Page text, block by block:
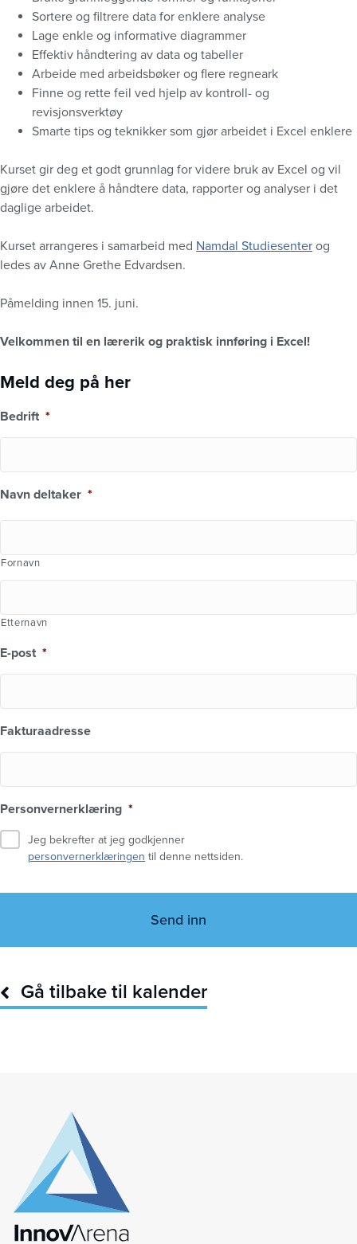
Sortere og filtrere data for enklere analyse
Lage enkle og informative diagrammer
Effektiv håndtering av data og tabeller
Arbeide med arbeidsbøker og flere regneark
Finne og rette feil ved hjelp av kontroll- og
revisjonsverktøy
Smarte tips og teknikker som gjør arbeidet i Excel enklere
Kurset gir deg et godt grunnlag for videre bruk av Excel og vil
gjøre det enklere å håndtere data, rapporter og analyser i det
daglige arbeidet.
Kurset arrangeres i samarbeid med Namdal Studiesenter og
ledes av Anne Grethe Edvardsen.
Påmelding innen 15. juni.
Velkommen til en lærerik og praktisk innføring i Excel!
Meld deg på her
Bedrift *
Navn deltaker *
Fornavn
Etternavn
E-post *
Fakturaadresse
Personvernerklæring *
Jeg bekrefter at jeg godkjenner
personvernerklæringen til denne nettsiden.
C
A
Gå tilbake til kalender